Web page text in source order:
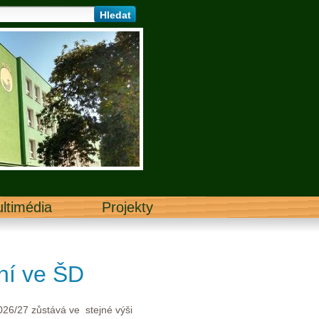
Projekty
ve ŠD
27 zůstává ve stejné výši